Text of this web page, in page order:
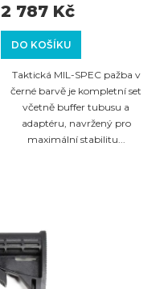
DO KOŠÍKU
2 787 Kč
Taktická MIL-SPEC pažba v
černé barvě je kompletní set
včetně buffer tubusu a
adaptéru, navržený pro
maximální stabilitu...